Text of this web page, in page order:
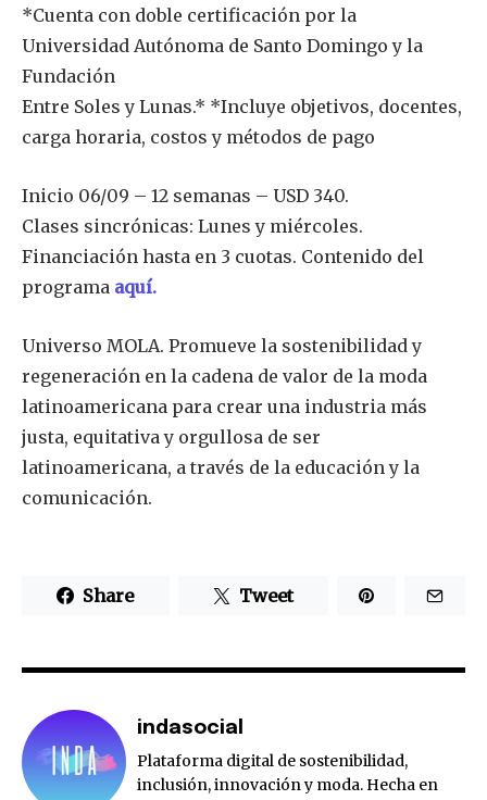
*Cuenta con doble certificación por la
Universidad Autónoma de Santo Domingo y la
Fundación
Entre Soles y Lunas.* *Incluye objetivos, docentes,
carga horaria, costos y métodos de pago
Inicio 06/09 – 12 semanas – USD 340.
Clases sincrónicas: Lunes y miércoles.
Financiación hasta en 3 cuotas. Contenido del
programa aquí.
Universo MOLA. Promueve la sostenibilidad y
regeneración en la cadena de valor de la moda
latinoamericana para crear una industria más
justa, equitativa y orgullosa de ser
latinoamericana, a través de la educación y la
comunicación.
Share Tweet
indasocial
Plataforma digital de sostenibilidad,
inclusión, innovación y moda. Hecha en